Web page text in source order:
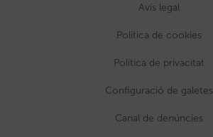
Avís legal
Política de cookies
Política de privacitat
Configuració de galetes
Canal de denúncies